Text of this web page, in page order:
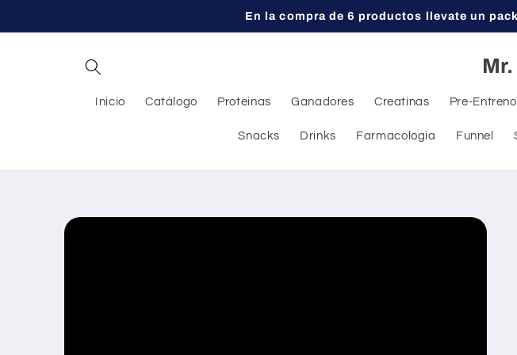
al contenido
En la compra de 6 productos llevate un
Inicio Catálogo Proteinas Ganadores Creatinas Pre-Entreno
Snacks Drinks Farmacologia Funnel
directamente